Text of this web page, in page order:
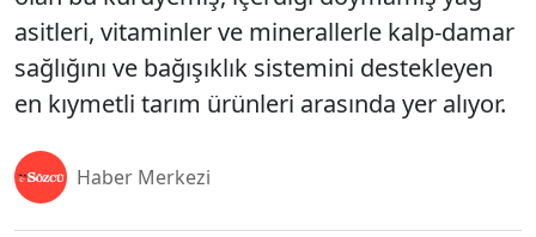
asitleri, vitaminler ve minerallerle kalp-damar
sağlığını ve bağışıklık sistemini destekleyen
en kıymetli tarım ürünleri arasında yer alıyor.
Haber Merkezi